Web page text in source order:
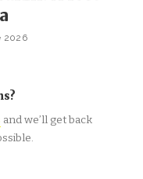
2026
and we’ll get back